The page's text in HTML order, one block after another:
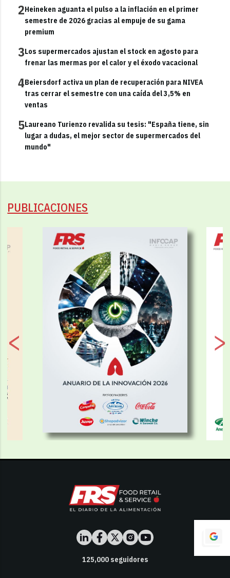
2Heineken aguanta el pulso a la inflación en el primer
semestre de 2026 gracias al empuje de su gama
premium
3Los supermercados ajustan el stock en agosto para
frenar las mermas por el calor y el éxodo vacacional
4Beiersdorf activa un plan de recuperación para NIVEA
tras cerrar el semestre con una caída del 3,5% en
ventas
5Laureano Turienzo revalida su tesis: "España tiene, sin
lugar a dudas, el mejor sector de supermercados del
mundo"
PUBLICACIONES
125,000seguidores